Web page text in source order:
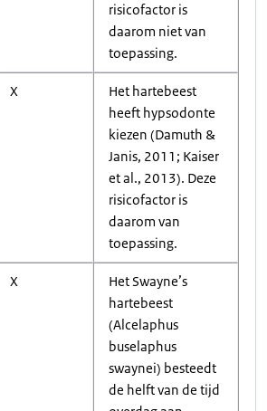
risicofactor is
daarom niet van
toepassing.
X
Het hartebeest
heeft hypsodonte
kiezen (Damuth &
Janis, 2011; Kaiser
et al., 2013). Deze
risicofactor is
daarom van
toepassing.
X
Het Swayne’s
hartebeest
(Alcelaphus
buselaphus
swaynei) besteedt
de helft van de tijd